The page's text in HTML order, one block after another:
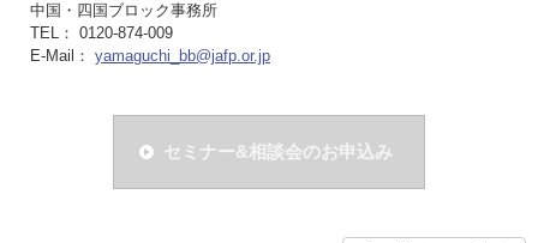
中国・四国ブロック事務所
TEL： 0120-874-009
E-Mail： yamaguchi_bb@jafp.or.jp
セミナー&相談会のお申込み